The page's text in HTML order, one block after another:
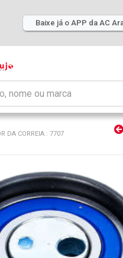
Baixe já o APP da AC
DA CORREIA : 7707